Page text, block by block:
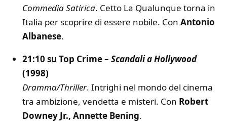
Commedia Satirica. Cetto La Qualunque torna in
Italia per scoprire di essere nobile. Con Antonio
Albanese.
21:10 su Top Crime – Scandali a Hollywood
(1998)
Dramma/Thriller. Intrighi nel mondo del cinema
tra ambizione, vendetta e misteri. Con Robert
Downey Jr., Annette Bening.